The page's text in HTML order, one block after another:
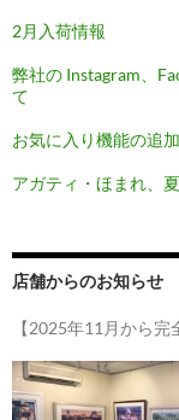
ン
2月入荷情報
弊社の Instagram、
て
お気に入り機能の追加
アガティ・ほまれ、
店舗からのお知らせ
【2025年11月から完